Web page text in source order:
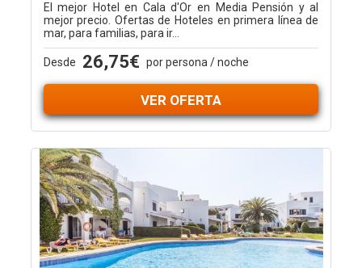
El mejor Hotel en Cala d'Or en Media Pensión y al
mejor precio. Ofertas de Hoteles en primera línea de
mar, para familias, para ir...
Desde 26,75€ por persona / noche
VER OFERTA